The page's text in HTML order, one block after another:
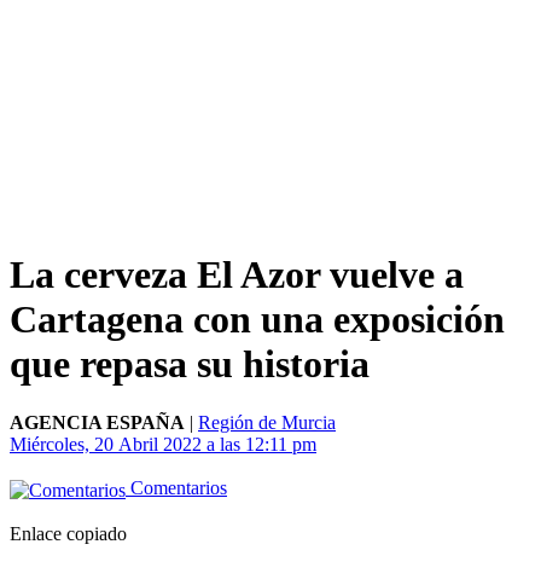
La cerveza El Azor vuelve a
Cartagena con una exposición
que repasa su historia
AGENCIA ESPAÑA | Región de Murcia
Miércoles, 20 Abril 2022 a las 12:11 pm
Comentarios
Enlace copiado